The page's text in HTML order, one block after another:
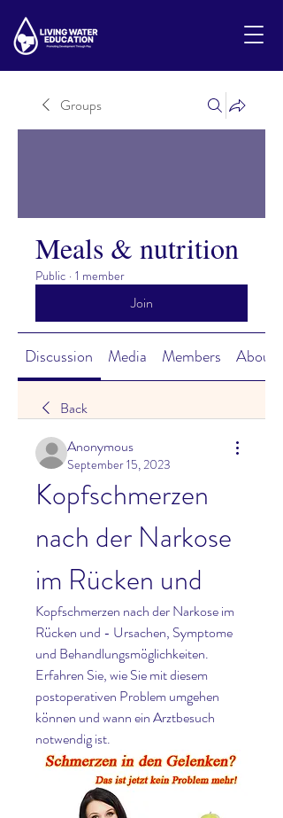
Groups
Meals & nutrition
Public · 1 member
Join
Discussion Media Members About
Back
Anonymous
September 15, 2023
Kopfschmerzen
nach der Narkose
im Rücken und
Kopfschmerzen nach der Narkose im
Rücken und - Ursachen, Symptome
und Behandlungsmöglichkeiten.
Erfahren Sie, wie Sie mit diesem
postoperativen Problem umgehen
können und wann ein Arztbesuch
notwendig ist.